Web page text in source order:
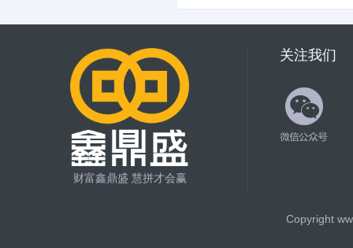
财富鑫鼎盛 慧拼才会赢
关注我们
Copyright